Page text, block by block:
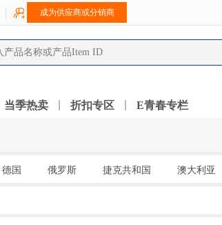
成为供应商或分销商
当季热卖 折扣专区 E青春专栏
德国 俄罗斯 捷克共和国 澳大利亚